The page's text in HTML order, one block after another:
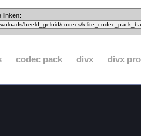
linken:
codec pack divx divx pro